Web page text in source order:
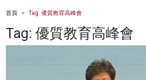
財經
健康
首頁 Tag: 優質教育高峰會
Tag: 優質教育高峰會